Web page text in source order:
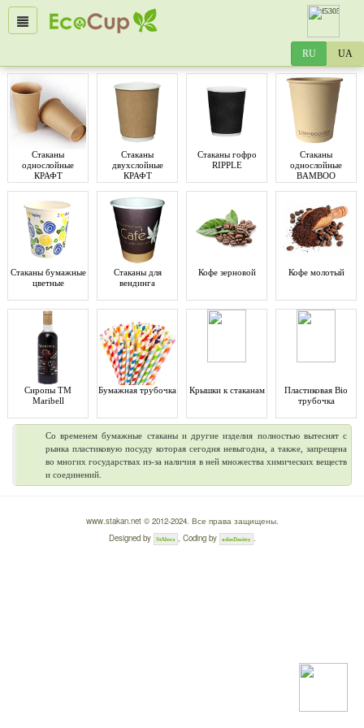
Стаканы
однослойные
КРАФТ
Стаканы
двухслойные
КРАФТ
Стаканы гофро
RIPPLE
Стаканы
однослойные
BAMBOO
Стаканы бумажные
цветные
Стаканы для
вендинга
Кофе зерновой Кофе молотый
Сиропы ТМ
Maribell
Бумажная трубочка Крышки к стаканам
Пластиковая Bio
трубочка
Со временем бумажные стаканы и другие изделия полностью вытеснят с
рынка пластиковую посуду которая сегодня невыгодна, а также, запрещена
во многих государствах из-за наличия в ней множества химических веществ
и соединений.
www.stakan.net © 2012-2024. Все права защищены.
Designed by
StAlexx , Coding by admDmitry